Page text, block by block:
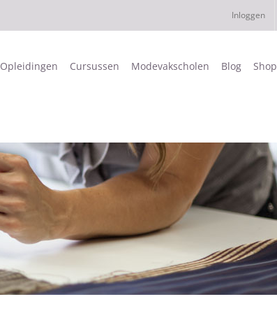
Inloggen
Opleidingen Cursussen Modevakscholen Blog Shop